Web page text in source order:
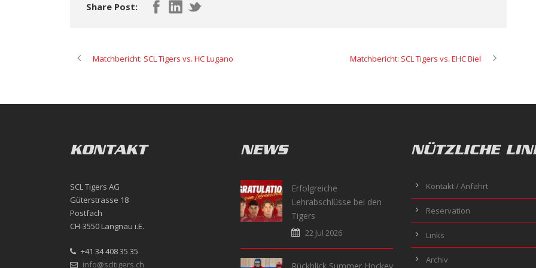
Share Post:
Matchbericht: SCL Tigers vs. HC Lugano Matchbericht: SCL Tigers vs. EHC Biel
KONTAKT
SCL Tigers AG
Güterstrasse 18
Postfach
CH-3550 Langnau i.E.
+41 34 408 35 35
info@scltigers.ch
NEWS
Erfolgreiche
Lehrabschlüsse bei den
Tigers
22 Jul 2026
NÜTZLICHE
Kontakt / Anfahrt
Reservation
Links
Archiv